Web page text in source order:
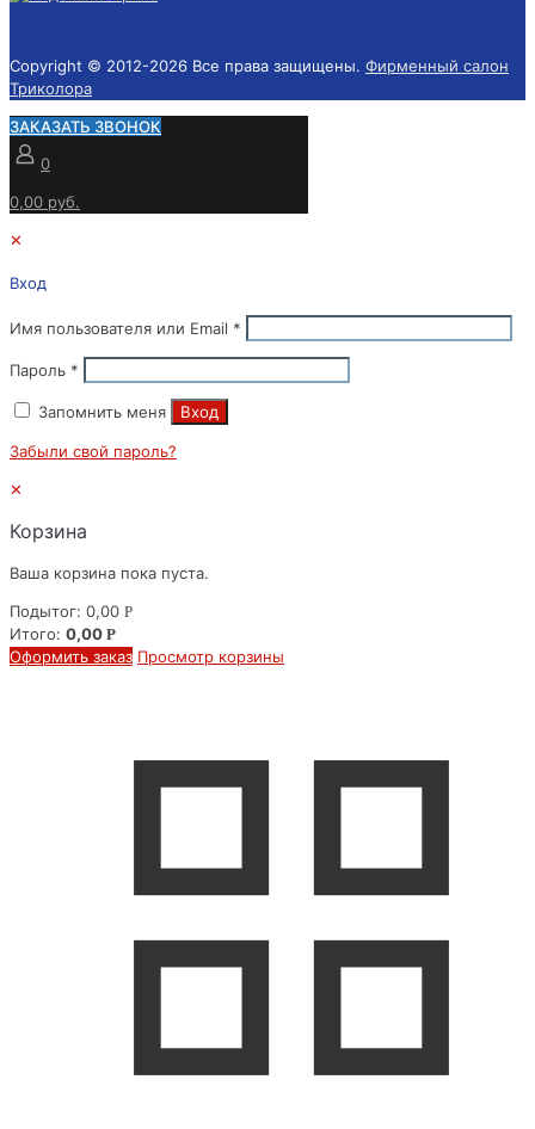
Copyright © 2012-2026 Все права защищены. Фирменный салон
Триколора
ЗАКАЗАТЬ ЗВОНОК
0
0,00 руб.
✕
Вход
Имя пользователя или Email *
Пароль *
Запомнить меня Вход
Забыли свой пароль?
✕
Корзина
Ваша корзина пока пуста.
Подытог: 0,00 Р
Итого: 0,00 Р
Оформить заказ Просмотр корзины